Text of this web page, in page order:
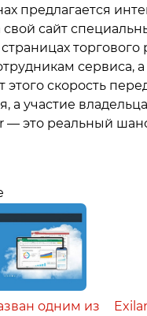
предлагается
свой сайт
сервиса,
этого скорость
а участие
— это реальный
одним из